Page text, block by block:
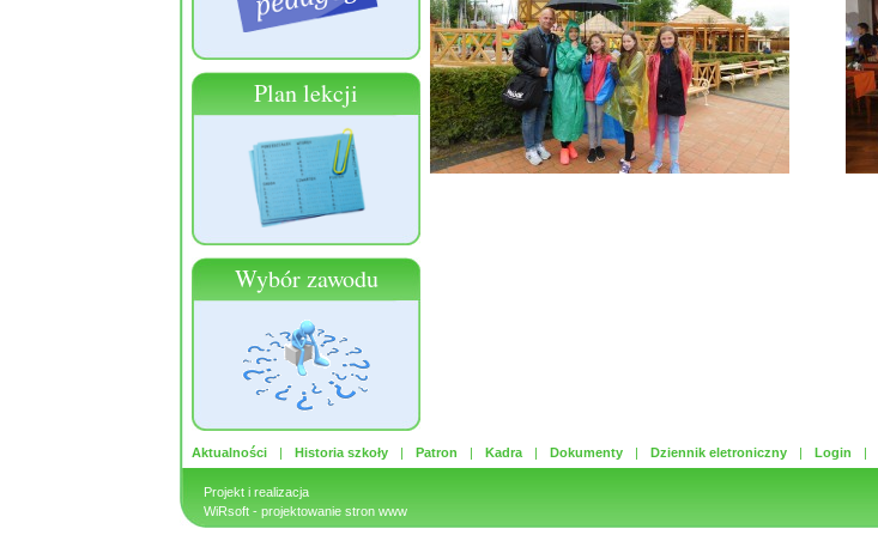
Plan lekcji
Wybór zawodu
Aktualności Historia szkoły Patron Kadra Dokumenty Dziennik eletroniczny Login
Projekt i realizacja
WiRsoft - projektowanie stron www